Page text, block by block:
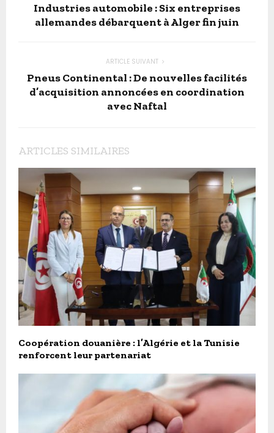
Industries automobile : Six entreprises
allemandes débarquent à Alger fin juin
ARTICLE SUIVANT
Pneus Continental : De nouvelles facilités
d’acquisition annoncées en coordination
avec Naftal
ARTICLES SIMILAIRES
Coopération douanière : l’Algérie et la Tunisie
renforcent leur partenariat